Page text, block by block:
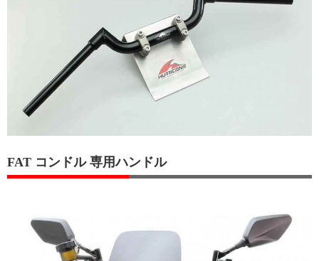
FAT コンドル 専用ハンドル